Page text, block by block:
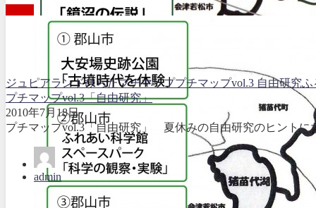
ジュピアランドひらたプチマッププチマップvol.3 自由研究ふ
プチマップvol.3「自由研究」
2010年7月18日
プチマップvol.3「自由研究」 夏休みの自由研究のヒント
admin